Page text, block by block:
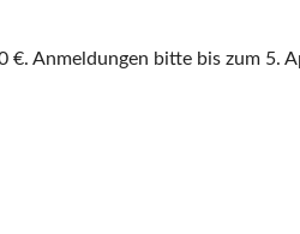
Anmeldungen bitte bis zum 5.